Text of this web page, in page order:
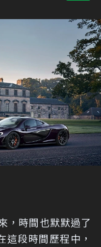
，時間也默默過了
這段時間歷程中，